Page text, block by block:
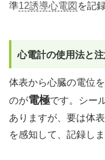
準12誘導心電図 を記
心電計の使用法と
体表から心臓の電位
のが電極です。シー
ありますが、要は体
を感知して、記録しま